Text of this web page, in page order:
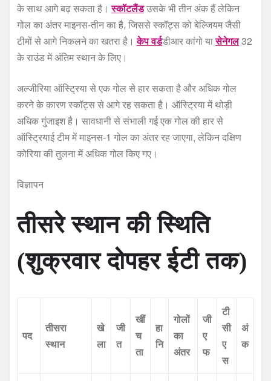
के साथ आगे बढ़ सकता है।स्कॉटलैंडउसके भी तीन अंक हैं लेकिन
गोल का अंतर माइनस-तीन का है, जिससे स्कॉट्स को बेल्जियम जैसी
टीमों से आगे निकलने का खतरा है।केप वर्डडीआर कांगो यासेनेगल32
के राउंड में अंतिम स्थान के लिए।
अल्जीरिया ऑस्ट्रिया से एक गोल से हार सकता है और अधिक गोल
करने के कारण स्कॉट्स से आगे रह सकता है। ऑस्ट्रिया में थोड़ी
अधिक गुंजाइश है। सावधानी से संभाली गई एक गोल की हार से
ऑस्ट्रियाई टीम में माइनस-1 गोल का अंतर रह जाएगा, लेकिन दक्षिण
कोरिया की तुलना में अधिक गोल किए गए।
विज्ञापन
तीसरे स्थान की स्थिति
(शुक्रवार दोपहर ईटी तक)
पद
तीसरा
स्थान
खे
ला
जी
त
खीं
च
ता
हा
नि
गोलों
का
अंतर
जी
ए
फ
टी
सी
ए
स
अं
क